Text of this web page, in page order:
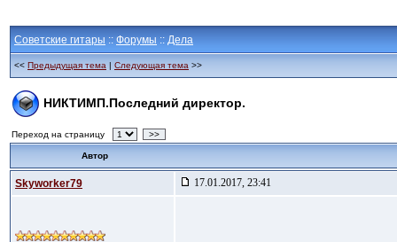
Советские гитары :: Форумы :: Дела
<< Предыдущая тема | Следующая тема >>
НИКТИМП.Последний директор.
Переход на страницу >>
Автор
Skyworker79 17.01.2017, 23:41